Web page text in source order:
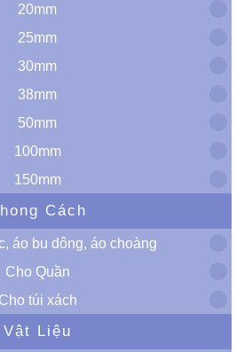
20mm
25mm
30mm
38mm
50mm
100mm
150mm
Cách
áo bu dông, áo choàng
Cho Quần
Cho túi xách
Vật Liệu